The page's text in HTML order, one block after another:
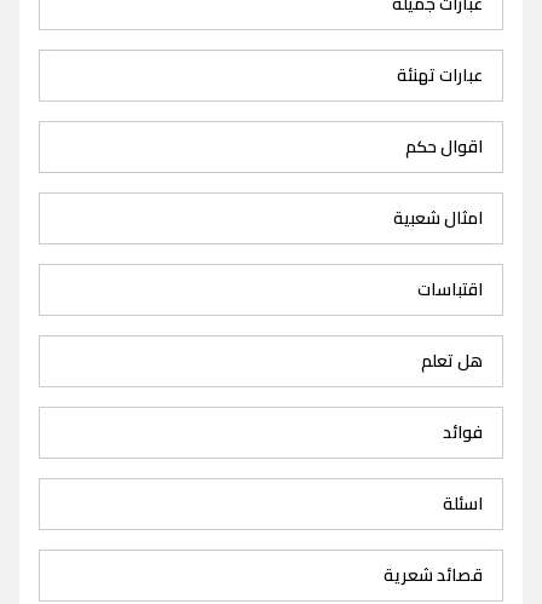
عبارات تهنئة
اقوال حكم
امثال شعبية
اقتباسات
هل تعلم
فوائد
اسئلة
قصائد شعرية